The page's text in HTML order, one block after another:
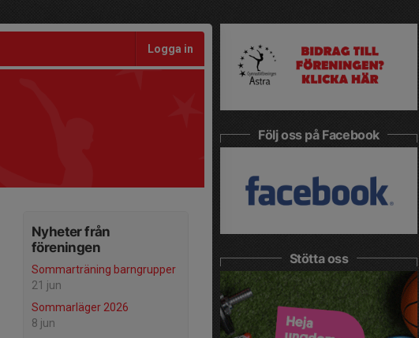
Logga in
Nyheter från
föreningen
Sommarträning barngrupper
21 jun
Sommarläger 2026
8 jun
Följ oss på Facebook
Stötta oss